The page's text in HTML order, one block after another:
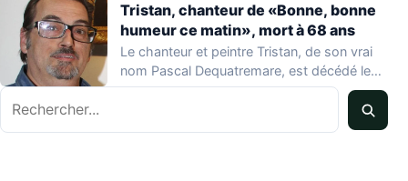
Tristan, chanteur de «Bonne, bonne
humeur ce matin», mort à 68 ans
Le chanteur et peintre Tristan, de son vrai
nom Pascal Dequatremare, est décédé le…